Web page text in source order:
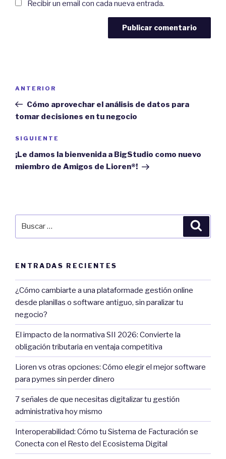
Recibir un email con cada nueva entrada.
entradas
Previous
Post
ANTERIOR
Cómo aprovechar el análisis de datos para
tomar decisiones en tu negocio
Next
Post
SIGUIENTE
¡Le damos la bienvenida a BigStudio como nuevo
miembro de Amigos de Lioren®!
ENTRADAS RECIENTES
¿Cómo cambiarte a una plataformade gestión online
desde planillas o software antiguo, sin paralizar tu
negocio?
El impacto de la normativa SII 2026: Convierte la
obligación tributaria en ventaja competitiva
Lioren vs otras opciones: Cómo elegir el mejor software
para pymes sin perder dinero
7 señales de que necesitas digitalizar tu gestión
administrativa hoy mismo
Interoperabilidad: Cómo tu Sistema de Facturación se
Conecta con el Resto del Ecosistema Digital